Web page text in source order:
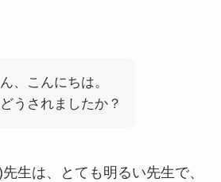
、こんにちは。
うされましたか？
生は、とても明るい先生で、